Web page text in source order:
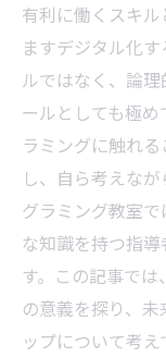
有利に働くスキ
ますデジタル化
ルではなく、論
ールとしても極
ラミングに触れ
し、自ら考えな
グラミング教室
な知識を持つ指
す。この記事で
の意義を探り、
ップについて考え